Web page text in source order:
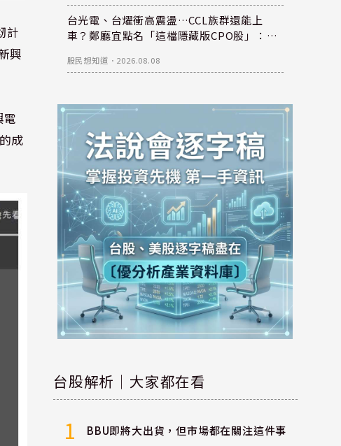
計
興
電
成
台光電、台燿衝高震盪…CCL族群還能上
車？鄭廳宜點名「這檔隱藏版CPO股」：每
股民想知道 ． 2026.08.08
台股解析｜大家都在看
1 BBU即將大出貨，但市場都在關注這件事